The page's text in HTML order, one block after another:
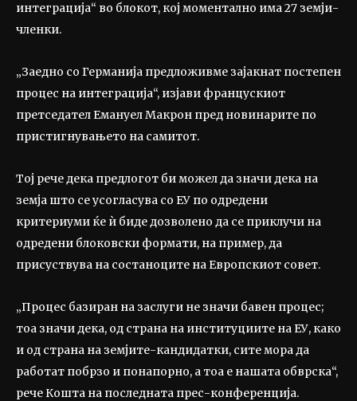
интеграција“ во блокот, кој моментално има 27 земји-
членки.
„Заедно со Германија предложивме зајакнат постепен
процес на интеграција“, изјави францускиот
претседател Емануел Макрон пред новинарите по
пристигнувањето на самитот.
Тој рече дека предлогот би можел да значи дека на
земја што се усогласува со ЕУ по одредени
критериуми ќе ѝ биде дозволено да се приклучи на
одредени блоковски формати, на пример, да
присуствува на состаноците на Европскиот совет.
„Процес базиран на заслуги не значи бавен процес;
тоа значи дека, од страна на институциите на ЕУ, како
и од страна на земјите-кандидатки, сите мора да
работат побрзо и понапорно, а тоа е нашата обврска“,
рече Кошта на последната прес-конференција.